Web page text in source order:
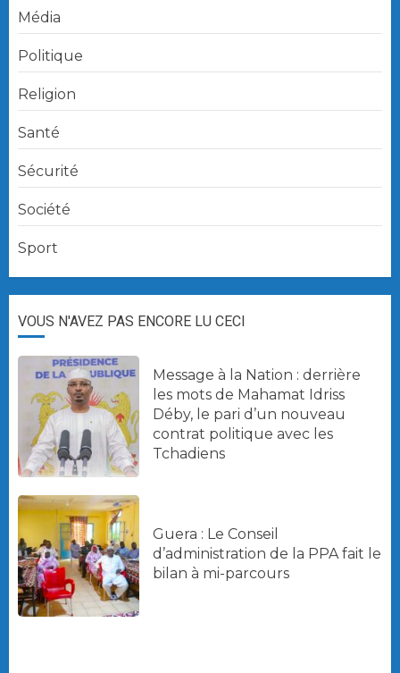
Média
Politique
Religion
Santé
Sécurité
Société
Sport
VOUS N'AVEZ PAS ENCORE LU CECI
Message à la Nation : derrière
les mots de Mahamat Idriss
Déby, le pari d’un nouveau
contrat politique avec les
Tchadiens
Guera : Le Conseil
d’administration de la PPA fait le
bilan à mi-parcours